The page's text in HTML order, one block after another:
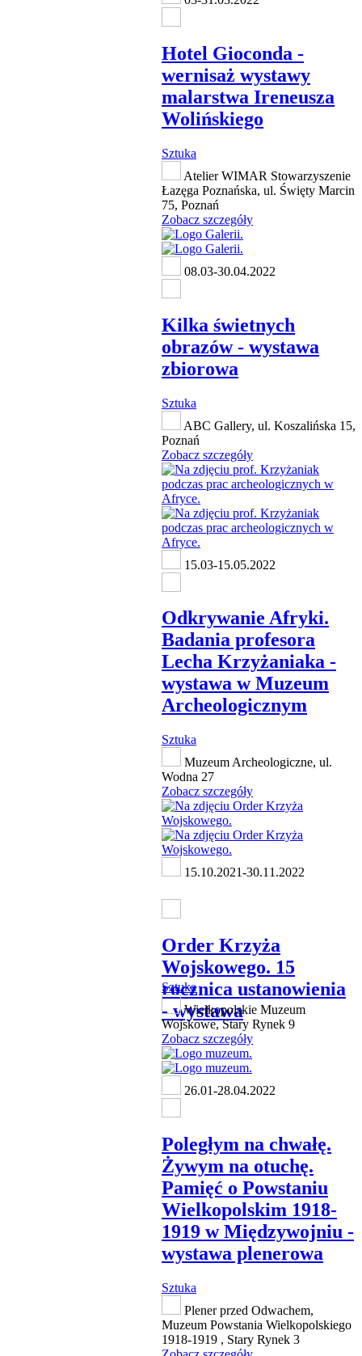
Hotel Gioconda -
wernisaż wystawy
malarstwa Ireneusza
Wolińskiego
Sztuka
Atelier WIMAR Stowarzyszenie
Łazęga Poznańska, ul. Święty Marcin
75, Poznań
Zobacz szczegóły
08.03-30.04.2022
Kilka świetnych
obrazów - wystawa
zbiorowa
Sztuka
ABC Gallery, ul. Koszalińska 15,
Poznań
Zobacz szczegóły
15.03-15.05.2022
Odkrywanie Afryki.
Badania profesora
Lecha Krzyżaniaka -
wystawa w Muzeum
Archeologicznym
Sztuka
Muzeum Archeologiczne, ul.
Wodna 27
Zobacz szczegóły
15.10.2021-30.11.2022
Order Krzyża
Wojskowego. 15
rocznica ustanowienia
- wystawa
Sztuka
Wielkopolskie Muzeum
Wojskowe, Stary Rynek 9
Zobacz szczegóły
26.01-28.04.2022
Poległym na chwałę.
Żywym na otuchę.
Pamięć o Powstaniu
Wielkopolskim 1918-
1919 w Międzywojniu -
wystawa plenerowa
Sztuka
Plener przed Odwachem,
Muzeum Powstania Wielkopolskiego
1918-1919 , Stary Rynek 3